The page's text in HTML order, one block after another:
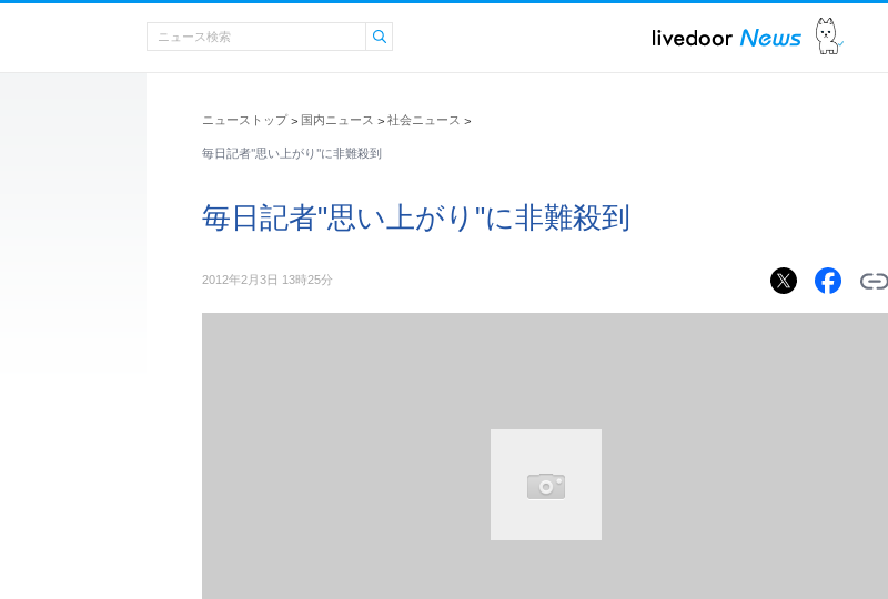
ニューストップ > 国内ニュース > 社会ニュース >
毎日記者"思い上がり"に非難殺到
毎日記者"思い上がり"に非難殺到
2012年2月3日 13時25分